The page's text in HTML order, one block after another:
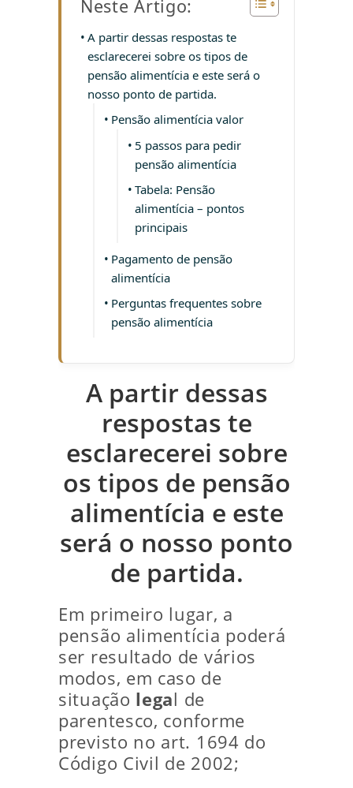
Neste Artigo:
A partir dessas respostas te
esclarecerei sobre os tipos de
pensão alimentícia e este será o
nosso ponto de partida.
Pensão alimentícia valor
5 passos para pedir
pensão alimentícia
Tabela: Pensão
alimentícia – pontos
principais
Pagamento de pensão
alimentícia
Perguntas frequentes sobre
pensão alimentícia
A partir dessas
respostas te
esclarecerei sobre
os tipos de pensão
alimentícia e este
será o nosso ponto
de partida.
Em primeiro lugar, a
pensão alimentícia poderá
ser resultado de vários
modos, em caso de
situação legal de
parentesco, conforme
previsto no art. 1694 do
Código Civil de 2002;